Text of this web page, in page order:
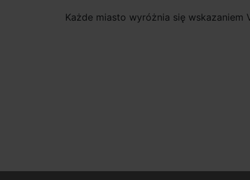
Każde miasto wyróżnia się wskazaniem